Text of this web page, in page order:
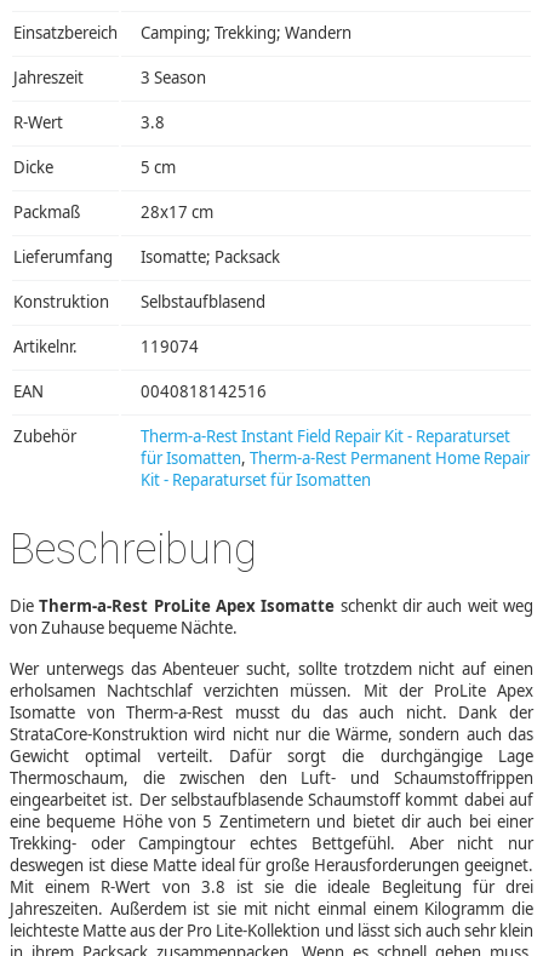
Einsatzbereich Camping; Trekking; Wandern
Jahreszeit 3 Season
R-Wert 3.8
Dicke 5 cm
Packmaß 28x17 cm
Lieferumfang Isomatte; Packsack
Konstruktion Selbstaufblasend
Artikelnr. 119074
EAN 0040818142516
Zubehör
Therm-a-Rest Instant Field Repair Kit - Reparaturset
für Isomatten, Therm-a-Rest Permanent Home Repair
Kit - Reparaturset für Isomatten
Beschreibung
DieTherm-a-Rest ProLite Apex Isomatte schenkt dir auch weit weg
von Zuhause bequeme Nächte.
Wer unterwegs das Abenteuer sucht, sollte trotzdem nicht auf einen
erholsamen Nachtschlaf verzichten müssen. Mit der ProLite Apex
Isomatte von Therm-a-Rest musst du das auch nicht. Dank der
StrataCore-Konstruktion wird nicht nur die Wärme, sondern auch das
Gewicht optimal verteilt. Dafür sorgt die durchgängige Lage
Thermoschaum, die zwischen den Luft- und Schaumstoffrippen
eingearbeitet ist. Der selbstaufblasende Schaumstoff kommt dabei auf
eine bequeme Höhe von 5 Zentimetern und bietet dir auch bei einer
Trekking- oder Campingtour echtes Bettgefühl. Aber nicht nur
deswegen ist diese Matte ideal für große Herausforderungen geeignet.
Mit einem R-Wert von 3.8 ist sie die ideale Begleitung für drei
Jahreszeiten. Außerdem ist sie mit nicht einmal einem Kilogramm die
leichteste Matte aus der Pro Lite-Kollektion und lässt sich auch sehr klein